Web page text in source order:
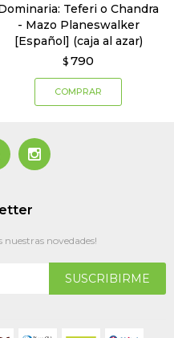
Teferi o Chandra
- Mazo Planeswalker
[Español] (caja al azar)
$ 790

nuestras novedades!
SUSCRIBIRME